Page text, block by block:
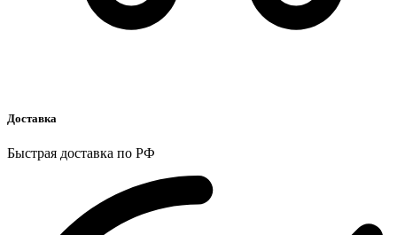
Доставка
Быстрая доставка по РФ